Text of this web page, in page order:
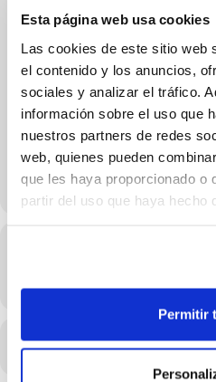
Esta página web usa cookies
Las cookies de este sitio web
el contenido y los anuncios,
sociales y analizar el tráfico.
información sobre el uso que
nuestros partners de redes
web, quienes pueden
que les haya proporcionado o
partir del uso que haya hecho
Permitir
MÉS INFO